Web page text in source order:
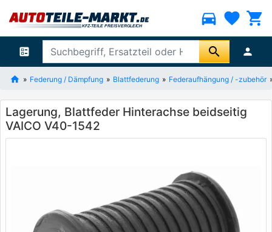
directions_car favorite shopping_cart
ballot search person
Federung / Dämpfung Blattfederung Federaufhängung / -zubehör
Lagerung, Blattfeder Hinterachse beidseitig
VAICO V40-1542